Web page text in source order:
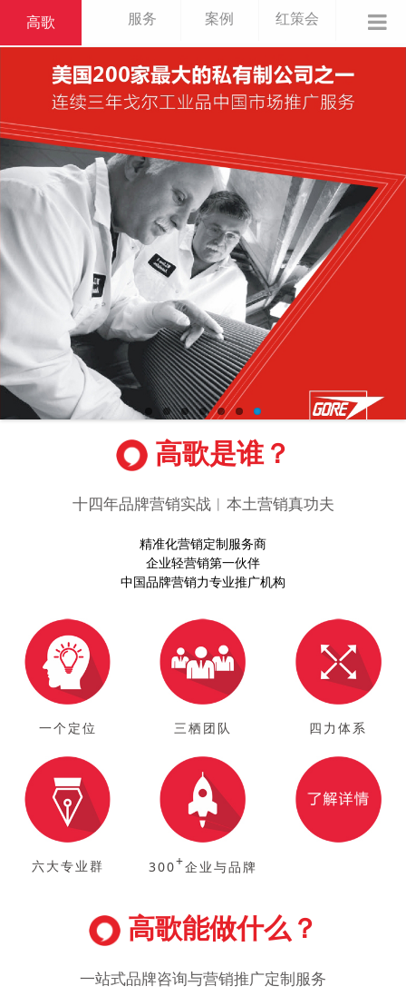
高歌 服务 案例 红策会
高歌是谁？
十四年品牌营销实战︱本土营销真功夫
精准化营销定制服务商
企业轻营销第一伙伴
中国品牌营销力专业推广机构
一个定位 三栖团队 四力体系
六大专业群 300+企业与品牌
高歌能做什么？
一站式品牌咨询与营销推广定制服务